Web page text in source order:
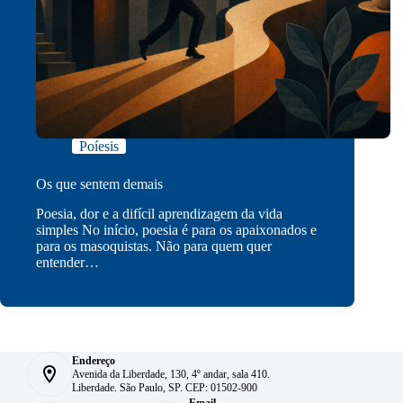
Poíesis
Os que sentem demais
Poesia, dor e a difícil aprendizagem da vida
simples No início, poesia é para os apaixonados e
para os masoquistas. Não para quem quer
entender…
Endereço
Avenida da Liberdade, 130, 4º andar, sala 410.
Liberdade. São Paulo, SP. CEP: 01502-900